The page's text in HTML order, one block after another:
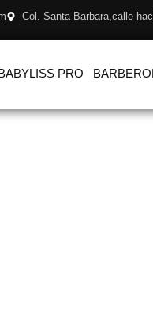
Col. Santa Barbara,calle
PRO